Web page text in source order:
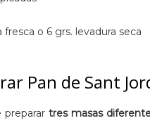
fresca o 6 grs. levadura seca
Pan de Sant
tres masas